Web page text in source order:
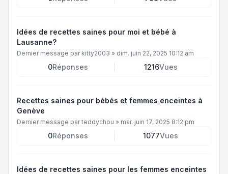
Idées de recettes saines pour moi et bébé à
Lausanne?
Dernier message par kitty2003 » dim. juin 22, 2025 10:12 am
0Réponses 1216Vues
Recettes saines pour bébés et femmes enceintes à
Genève
Dernier message parteddychou » mar. juin 17, 2025 8:12 pm
0Réponses 1077Vues
Idées de recettes saines pour les femmes enceintes